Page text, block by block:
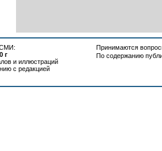
СМИ:
г
и иллюстраций
с редакцией
Принимаются
По содержанию